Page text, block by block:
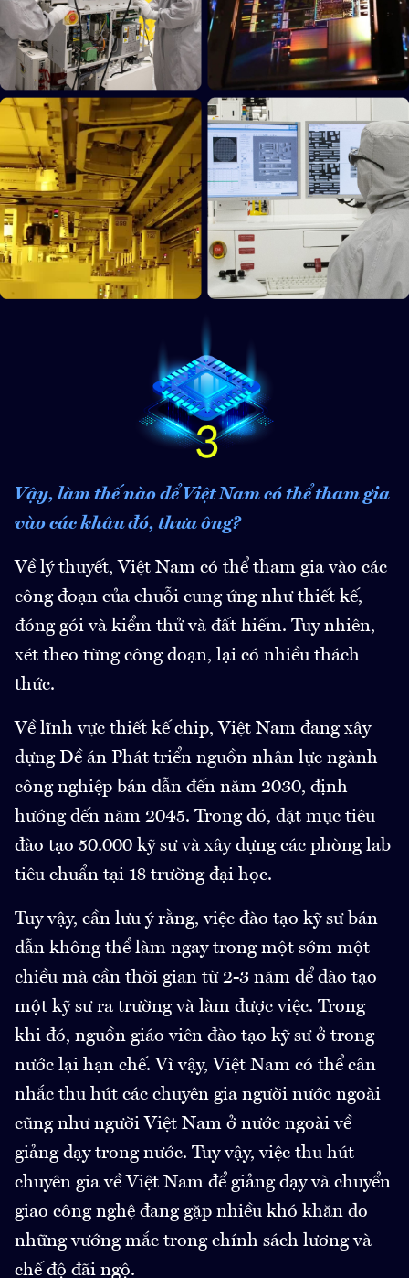
Vậy, làm thế nào để Việt Nam có thể tham gia
vào các khâu đó, thưa ông?
Về lý thuyết, Việt Nam có thể tham gia vào các
công đoạn của chuỗi cung ứng như thiết kế,
đóng gói và kiểm thử và đất hiếm. Tuy nhiên,
xét theo từng công đoạn, lại có nhiều thách
thức.
Về lĩnh vực thiết kế chip, Việt Nam đang xây
dựng Đề án Phát triển nguồn nhân lực ngành
công nghiệp bán dẫn đến năm 2030, định
hướng đến năm 2045. Trong đó, đặt mục tiêu
đào tạo 50.000 kỹ sư và xây dựng các phòng lab
tiêu chuẩn tại 18 trường đại học.
Tuy vậy, cần lưu ý rằng, việc đào tạo kỹ sư bán
dẫn không thể làm ngay trong một sớm một
chiều mà cần thời gian từ 2-3 năm để đào tạo
một kỹ sư ra trường và làm được việc. Trong
khi đó, nguồn giáo viên đào tạo kỹ sư ở trong
nước lại hạn chế. Vì vậy, Việt Nam có thể cân
nhắc thu hút các chuyên gia người nước ngoài
cũng như người Việt Nam ở nước ngoài về
giảng dạy trong nước. Tuy vậy, việc thu hút
chuyên gia về Việt Nam để giảng dạy và chuyển
giao công nghệ đang gặp nhiều khó khăn do
những vướng mắc trong chính sách lương và
chế độ đãi ngộ.